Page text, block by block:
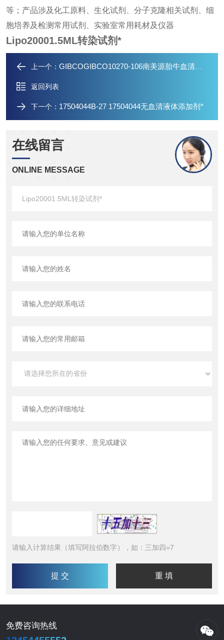
等；产品涉及化工原料、生化试剂、分子克隆相关试剂、细
胞培养及检测常用试剂、实验室常用耗材及仪器
Lipo20001.5ML转染试剂*
上一个： GIBCOGIBCO10270-106南美源胎牛血清杭州*
返回列表
下一个： 17504044B-27 17504044无血清液体添加剂*
在线留言
ONLINE MESSAGE
请输入计算结果（填写阿拉伯数字），如：三加四=7
免费咨询热线